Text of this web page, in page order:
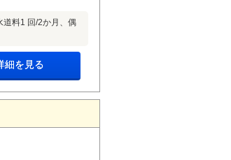
料1 回/2か月、偶
細を見る